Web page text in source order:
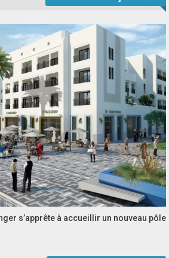
s’apprête à accueillir un nouveau pôle…